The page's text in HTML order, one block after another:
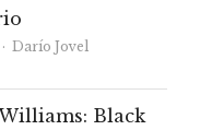
Autor
Darío Jovel
Black